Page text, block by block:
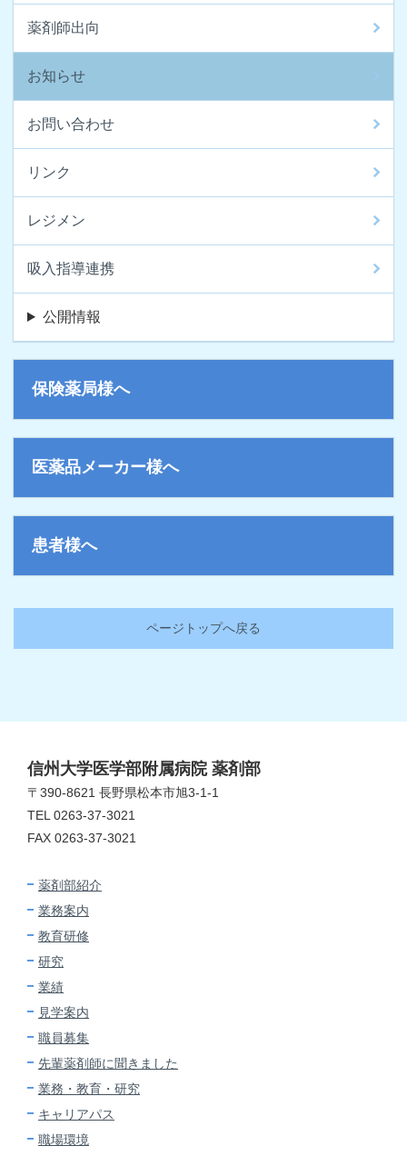
薬剤師出向
お知らせ
お問い合わせ
リンク
レジメン
吸入指導連携
公開情報
保険薬局様へ
医薬品メーカー様へ
患者様へ
ページトップへ戻る
薬剤部紹介
業務案内
教育研修
研究
業績
見学案内
職員募集
先輩薬剤師に聞きました
業務・教育・研究
キャリアパス
職場環境
信州大学医学部附属病院 薬剤部
〒390-8621 長野県松本市旭3-1-1
TEL 0263-37-3021
FAX 0263-37-3021